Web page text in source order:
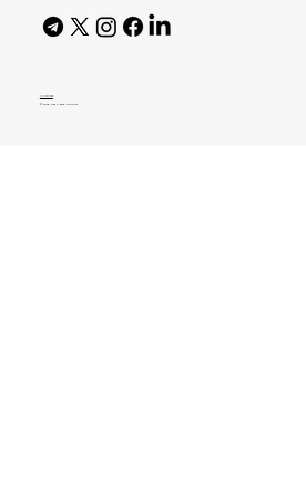
AI Policy
© 2026 High Bar Journal